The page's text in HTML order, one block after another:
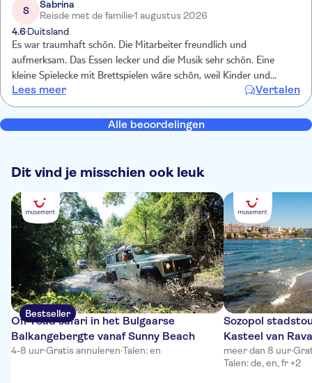
S
Sabrina
Reisde met de familie1 augustus 2026
4.6Duitsland
Es war traumhaft schön. Die Mitarbeiter freundlich und
aufmerksam. Das Essen lecker und die Musik sehr schön. Eine
kleine Spielecke mit Brettspielen wäre schön, weil Kinder und
Jugendliche selten 1,5 Stunden so entspannen können wie Eltern.
Aber alles in allem würden wir es wieder machen (Elternpaar mit
9jährigem Zwillingenspärchen).
Lees meer Vertalen
Alle beoordelingen
Dit vind je misschien ook leuk
Bestseller
Off-road safari in het Bulgaarse
Balkangebergte vanaf Sunny Beach
4-8 uur·Gratis annuleren·Talen: en
Sozopol
Kasteel van
lunch
meer dan 8 uur·
Talen: de, en, fr +2